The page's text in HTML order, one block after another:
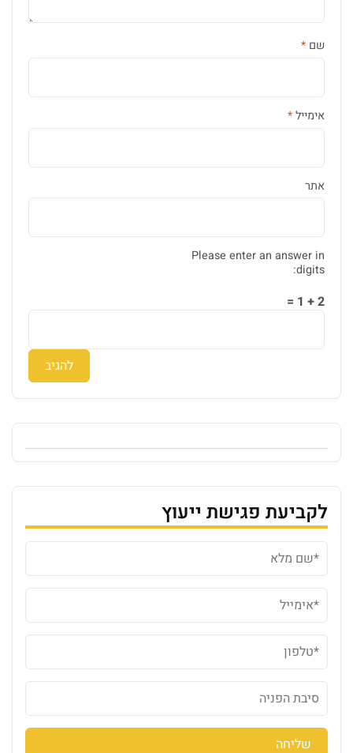
שם *
אימייל*
אתר
Please enter an answer in
digits:
2 + 1 =
לקביעת פגישת ייעוץ